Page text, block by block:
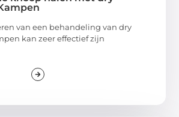
van een behandeling van dry
kan zeer effectief zijn